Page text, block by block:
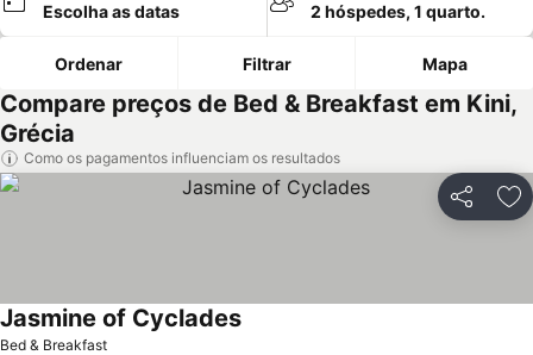
Escolha as datas 2 hóspedes, 1 quarto.
Ordenar Filtrar Mapa
Compare preços de Bed & Breakfast em Kini,
Grécia
Como os pagamentos influenciam os resultados
Partilhar
Bed & Breakfast
Jasmine of Cyclades